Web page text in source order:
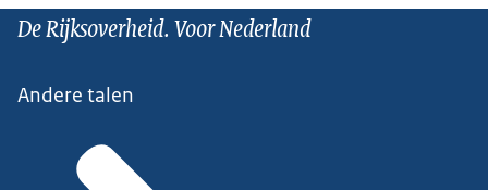
De Rijksoverheid. Voor Nederland
Andere talen